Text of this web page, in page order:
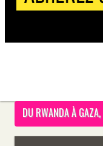
DU RWANDA À GAZA,